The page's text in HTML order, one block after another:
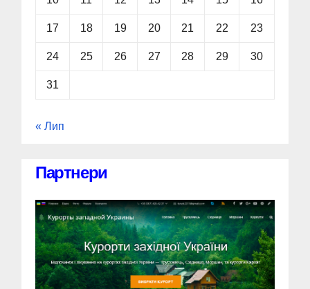
17 18 19 20 21 22 23
24 25 26 27 28 29 30
31
« Лип
Партнери